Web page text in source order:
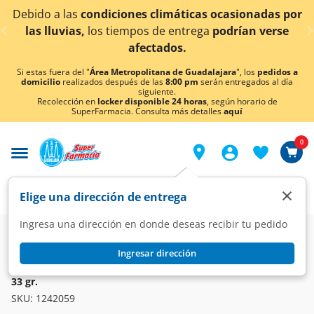
< div class="carousel-inner">
lascondiciones climáticas ocasionadas por
los tiempos de entregapodrían verse
¡Ahora
Si estas fuera del "Área Metropolitana de Guadalajara", los pedidos a
domicilio realizados después de las8:00 pm serán entregados al día
siguiente.
Recolección en locker disponible 24 horas, según horario de
SuperFarmacia. Consulta más detallesaquí
Elige una dirección de entrega
Ingresa una dirección en donde deseas recibir tu pedido
Ingresar dirección
×
0
Super Alimentos Cereales y Barras Barras
Barra Kellogg's Special K Nut Bar Arándanos y Almendras,
33 gr.
SKU: 1242059